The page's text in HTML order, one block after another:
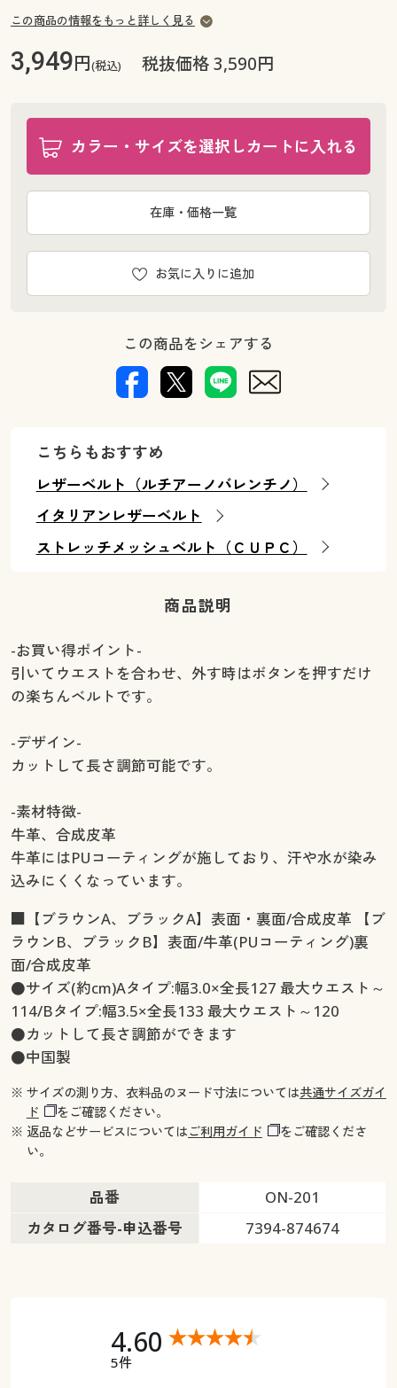
サポート
ご利用ガイド
よくある質問とお問い合わせ
ご利用ガイド
よくある質問とお問い合わせ
この商品の情報をもっと詳しく見る
3,949円(税込) 税抜価格 3,590円
カラー・サイズを選択しカートに入れる
お気に入りに追加
在庫・価格一覧
この商品をシェアする
こちらもおすすめ
レザーベルト（ルチアーノバレンチノ）
イタリアンレザーベルト
ストレッチメッシュベルト（ＣＵＰＣ）
商品説明
-お買い得ポイント-
引いてウエストを合わせ、外す時はボタンを押すだけ
の楽ちんベルトです。
-デザイン-
カットして長さ調節可能です。
-素材特徴-
牛革、合成皮革
牛革にはPUコーティングが施しており、汗や水が染み
込みにくくなっています。
■【ブラウンA、ブラックA】表面・裏面/合成皮革 【ブ
ラウンB、ブラックB】表面/牛革(PUコーティング)裏
面/合成皮革
●サイズ(約cm)Aタイプ:幅3.0×全長127 最大ウエスト～
114/Bタイプ:幅3.5×全長133 最大ウエスト～120
●カットして長さ調節ができます
●中国製
※ サイズの測り方、衣料品のヌード寸法については共通サイズガイ
ド
をご確認ください。
※ 返品などサービスについてはご利用ガイド
をご確認くださ
い。
品番
ON-201
カタログ番号-申込番号
7394-874674
4.60
5件